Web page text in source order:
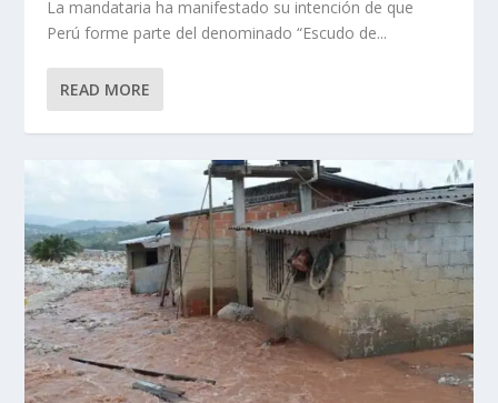
La mandataria ha manifestado su intención de que
Perú forme parte del denominado “Escudo de...
READ MORE